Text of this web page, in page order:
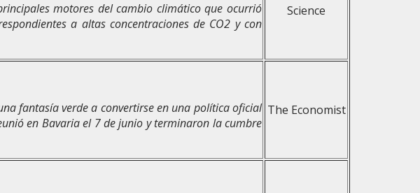
motores del cambio climático que ocurrió
a altas concentraciones de CO2 y con
Science
fantasía verde a convertirse en una política oficial
en Bavaria el 7 de junio y terminaron la cumbre
The Economist